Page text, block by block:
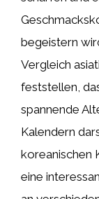
begeistern
Vergleich
feststellen,
spannende
Kalendern
koreanischen
eine